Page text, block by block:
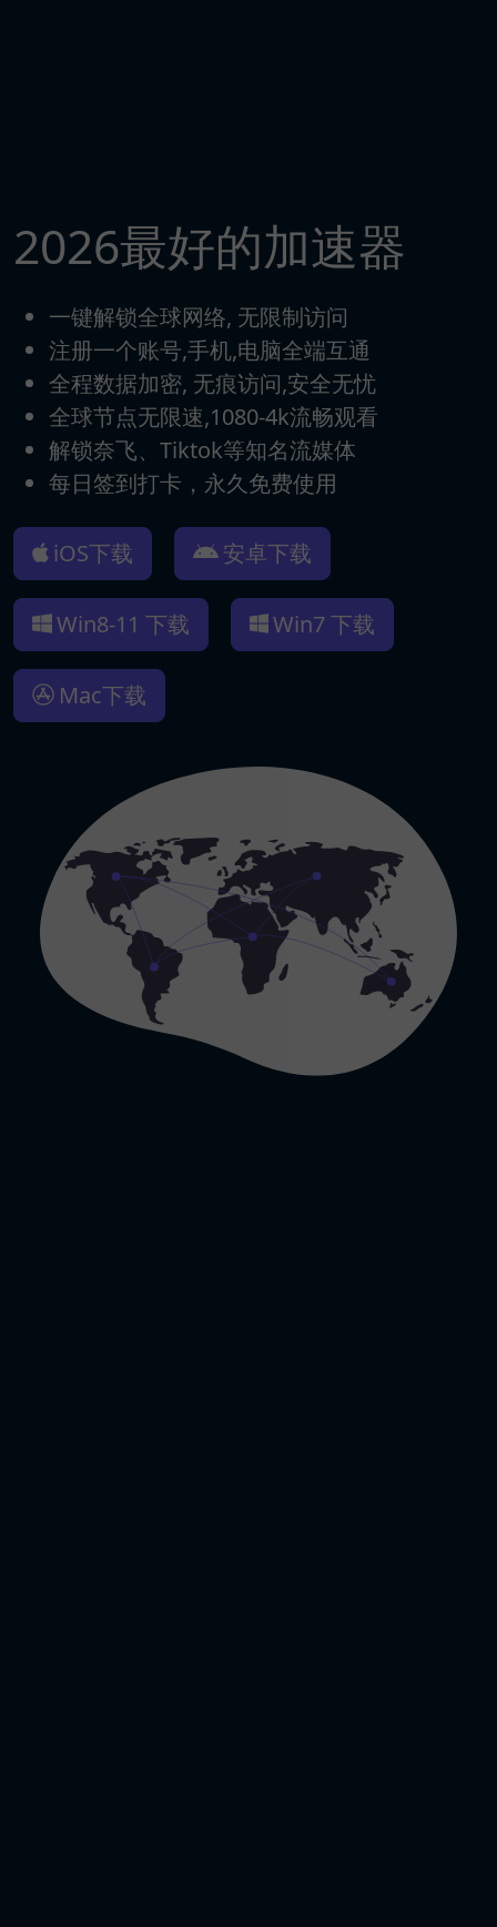
2026最好的加速器
一键解锁全球网络, 无限制访问
注册一个账号,手机,电脑全端互通
全程数据加密, 无痕访问,安全无忧
全球节点无限速,1080-4k流畅观看
解锁奈飞、Tiktok等知名流媒体
每日签到打卡，永久免费使用
iOS下载 安卓下载
Win8-11 下载 Win7 下载
Mac下载